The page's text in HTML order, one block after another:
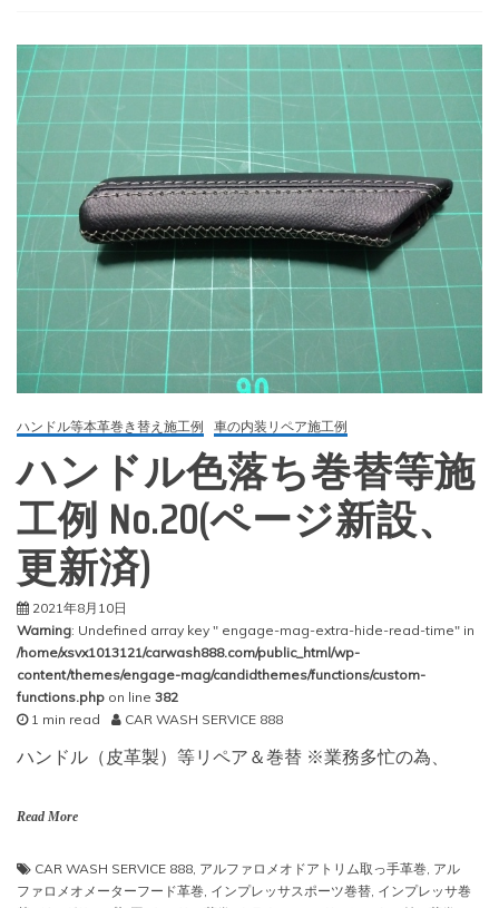
ハンドル等本革巻き替え施工例 車の内装リペア施工例
ハンドル色落ち巻替等施
工例 No.20(ページ新設、
更新済)
2021年8月10日
Warning: Undefined array key " engage-mag-extra-hide-read-time" in
/home/xsvx1013121/carwash888.com/public_html/wp-
content/themes/engage-mag/candidthemes/functions/custom-
functions.php on line 382
1 min read
CAR WASH SERVICE 888
ハンドル（皮革製）等リペア＆巻替 ※業務多忙の為、
Read More
CAR WASH SERVICE 888, アルファロメオドアトリム取っ手革巻, アル
ファロメオメーターフード革巻, インプレッサスポーツ巻替, インプレッサ巻